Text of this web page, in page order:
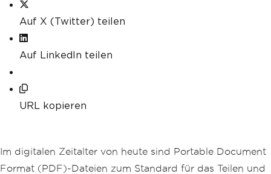
Auf X (Twitter) teilen
Auf LinkedIn teilen
URL kopieren
Im digitalen Zeitalter von heute sind Portable Document
Format (PDF)-Dateien zum Standard für das Teilen und